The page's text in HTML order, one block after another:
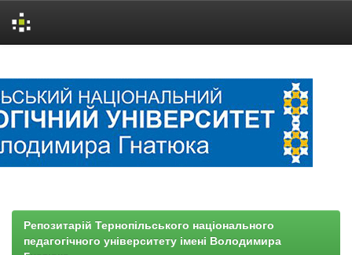
Репозитарій Тернопільського національного
педагогічного університету імені Володимира